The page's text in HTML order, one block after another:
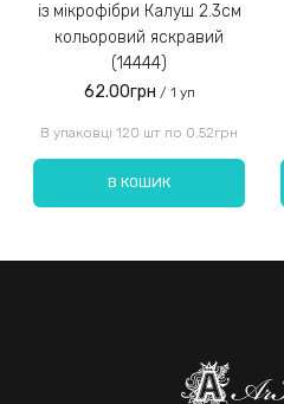
Введіть код, вказаний на
із мікрофібри Калуш 2.3см
кольоровий яскравий
(14444)
62.00грн / 1 уп
В упаковці 120 шт по 0.52грн
В КОШИК